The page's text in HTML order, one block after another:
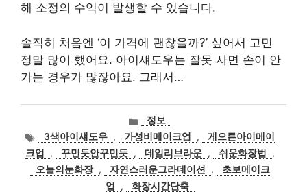
해 소정의 수익이 발생할 수 있습니다.
솔직히 처음엔 ‘이 가격에 괜찮을까?’ 싶어서 고민
정말 많이 했어요. 아이섀도우는 잘못 사면 손이 안
가는 경우가 많잖아요. 그래서…
카
테
고
리
정보
태
그
3색아이섀도우 , 가성비메이크업 ,
게으른아이메이
크업
, 꾸민듯안꾸민듯 , 데일리브라운 , 쉬운화장법
,
오늘의눈화장 , 자연스러운그라데이션 ,
초보메이크
업
, 화장시간단축